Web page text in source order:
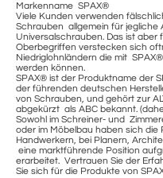
Markenname SPAX®
Viele Kunden verwenden
Schrauben allgemein für jegliche
Universalschrauben. Das ist aber
Oberbegriffen verstecken sich
Niedriglohnländern die mit
werden können.
SPAX® ist der Produktname der
der führenden deutschen
von Schrauben, und gehört zur
abgekürzt als ABC bekannt.
Sowohl im Schreiner- und
oder im Möbelbau haben sich
Handwerkern, bei Planern,
eine marktführende Position
erarbeitet. Vertrauen Sie der
Sie sich für die Produkte von